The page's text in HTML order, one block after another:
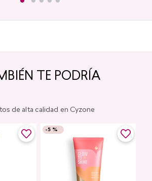
TE PODRÍA
de alta calidad en Cyzone
-5 %